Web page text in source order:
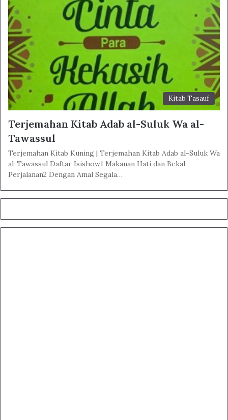
Kitab Tasauf
Terjemahan Kitab Adab al-Suluk Wa al-
Tawassul
Terjemahan Kitab Kuning | Terjemahan Kitab Adab al-Suluk Wa
al-Tawassul Daftar Isishow1 Makanan Hati dan Bekal
Perjalanan2 Dengan Amal Segala…